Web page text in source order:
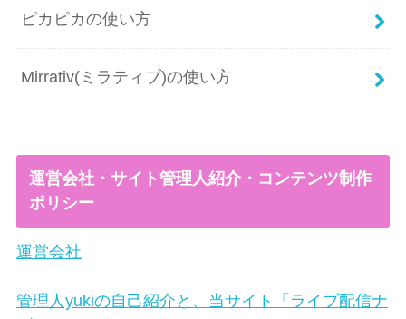
ピカピカの使い方
Mirrativ(ミラティブ)の使い方
運営会社・サイト管理人紹介・コンテンツ制作
ポリシー
運営会社
管理人yukiの自己紹介と、当サイト「ライブ配信ナ